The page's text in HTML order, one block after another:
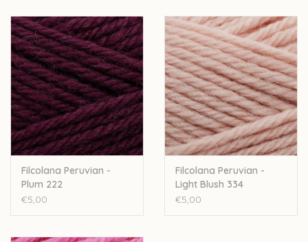
Filcolana Peruvian -
Plum 222
€5,00
Filcolana Peruvian -
Light Blush 334
€5,00